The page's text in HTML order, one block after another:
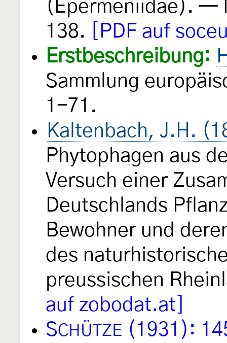
(Epermeniidae). —
138.
[PDF auf
Erstbeschreibung:
Sammlung
1-71.
Kaltenbach, J.H.
Phytophagen aus
Versuch einer
Deutschlands
Bewohner und
des
preussischen
auf zobodat.at]
SCHÜTZE (1931):